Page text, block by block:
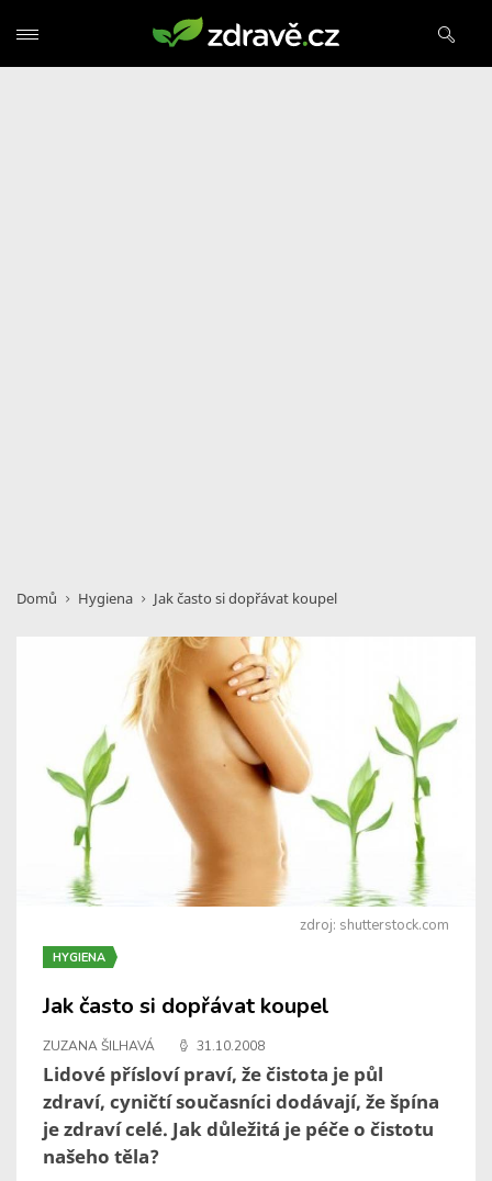
Domů Hygiena Jak často si dopřávat koupel
zdroj: shutterstock.com
HYGIENA
Jak často si dopřávat koupel
ZUZANA ŠILHAVÁ 31.10.2008
Lidové přísloví praví, že čistota je půl
zdraví, cyničtí současníci dodávají, že špína
je zdraví celé. Jak důležitá je péče o čistotu
našeho těla?